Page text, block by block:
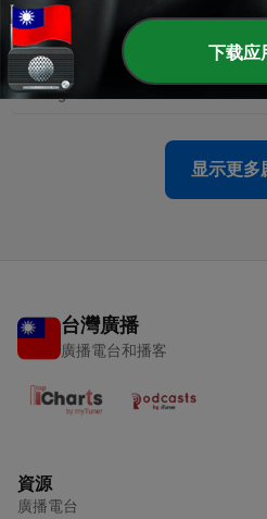
03 Aug 2026
633 - 【文意選填】膠帶不再黏 TT
02 Aug 2026
显示更多
台灣廣播
廣播電台和播客
資源
廣播電台
下载应